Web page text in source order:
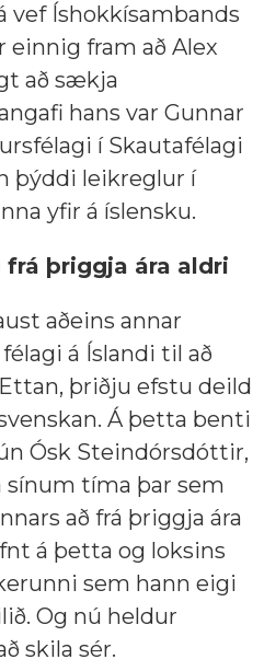
vef Íshokkísambands
einnig fram að Alex
að sækja
hans var Gunnar
í Skautafélagi
þýddi leikreglur í
yfir á íslensku.
frá þriggja ára aldri
aðeins annar
á Íslandi til að
þriðju efstu deild
Á þetta benti
Ósk Steindórsdóttir,
sínum tíma þar sem
að frá þriggja ára
á þetta og loksins
sem hann eigi
Og nú heldur
skila sér.